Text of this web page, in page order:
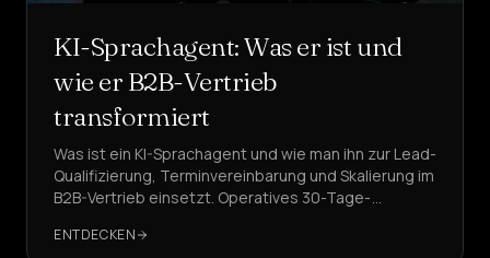
KI-Sprachagent: Was er ist und
wie er B2B-Vertrieb
transformiert
Was ist ein KI-Sprachagent und wie man ihn zur Lead-
Qualifizierung, Terminvereinbarung und Skalierung im
B2B-Vertrieb einsetzt. Operatives 30-Tage-
DeepAgent.
ENTDECKEN